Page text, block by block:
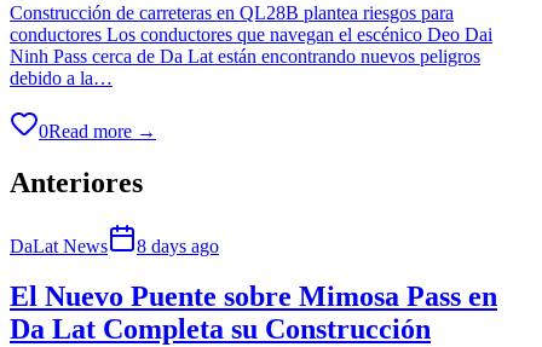
Construcción de carreteras en QL28B plantea riesgos para
conductores Los conductores que navegan el escénico Deo Dai
Ninh Pass cerca de Da Lat están encontrando nuevos peligros
debido a la…
0Read more →
Anteriores
DaLat News 8 days ago
El Nuevo Puente sobre Mimosa Pass en
Da Lat Completa su Construcción